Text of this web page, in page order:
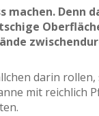
machen. Denn
darin
mit reichlich